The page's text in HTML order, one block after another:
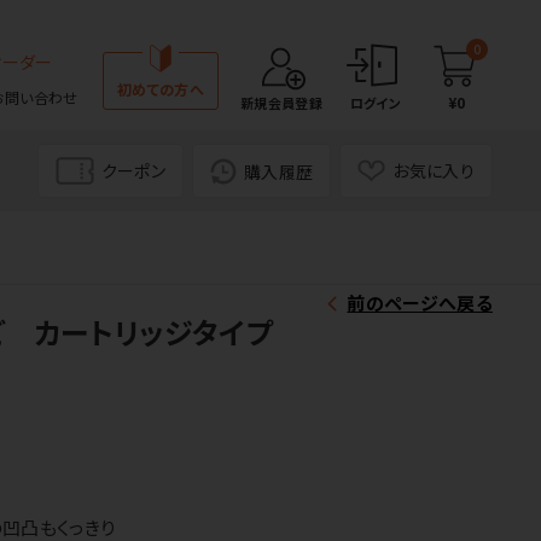
ダー
問い合わせ 初めての方へ
新規会員登録 ログイン
0
¥0
クーポン 購入履歴 お気に入り
前のページへ戻る
ートリッジタイプ
凸もくっきり